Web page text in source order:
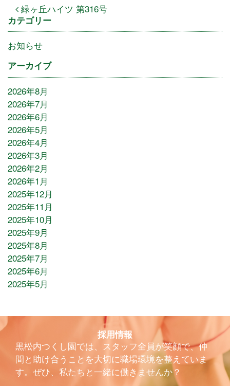
緑ヶ丘ハイツ 第316号
カテゴリー
お知らせ
アーカイブ
2026年8月
2026年7月
2026年6月
2026年5月
2026年4月
2026年3月
2026年2月
2026年1月
2025年12月
2025年11月
2025年10月
2025年9月
2025年8月
2025年7月
2025年6月
2025年5月
採用情報
黒松内つくし園では、スタッフ全員が笑顔で、仲
間と助け合うことを大切に職場環境を整えていま
す。ぜひ、私たちと一緒に働きませんか？